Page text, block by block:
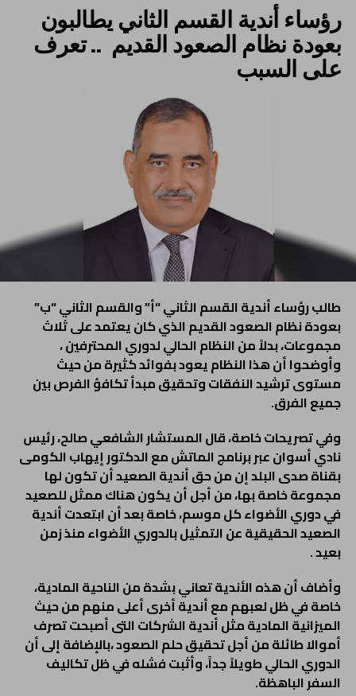
رؤساء أندية القسم الثاني يطالبون
بعودة نظام الصعود القديم .. تعرف
على السبب
طالب رؤساء أندية القسم الثاني “أ” والقسم الثاني “ب”
بعودة نظام الصعود القديم الذي كان يعتمد على ثلاث
مجموعات، بدلاً من النظام الحالي لدوري المحترفين ،
وأوضحوا أن هذا النظام يعود بفوائد كثيرة من حيث
مستوى ترشيد النفقات وتحقيق مبدأ تكافؤ الفرص بين
جميع الفرق.
وفي تصريحات خاصة، قال المستشار الشافعي صالح، رئيس
نادي أسوان عبر برنامج الماتش مع الدكتور إيهاب الكومى
بقناة صدى البلد إن من حق أندية الصعيد أن تكون لها
مجموعة خاصة بها، من أجل أن يكون هناك ممثل للصعيد
في دوري الأضواء كل موسم، خاصة بعد أن ابتعدت أندية
الصعيد الحقيقية عن التمثيل بالدوري الأضواء منذ زمن
بعيد .
وأضاف أن هذه الأندية تعاني بشدة من الناحية المادية،
خاصة في ظل لعبهم مع أندية أخرى أعلى منهم من حيث
الميزانية المادية مثل أندية الشركات التى أصبحت تصرف
أموالا طائلة من أجل تحقيق حلم الصعود ،بالإضافة إلى أن
الدوري الحالي طويلاً جداً، وأثبت فشله في ظل تكاليف
السفر الباهظة.